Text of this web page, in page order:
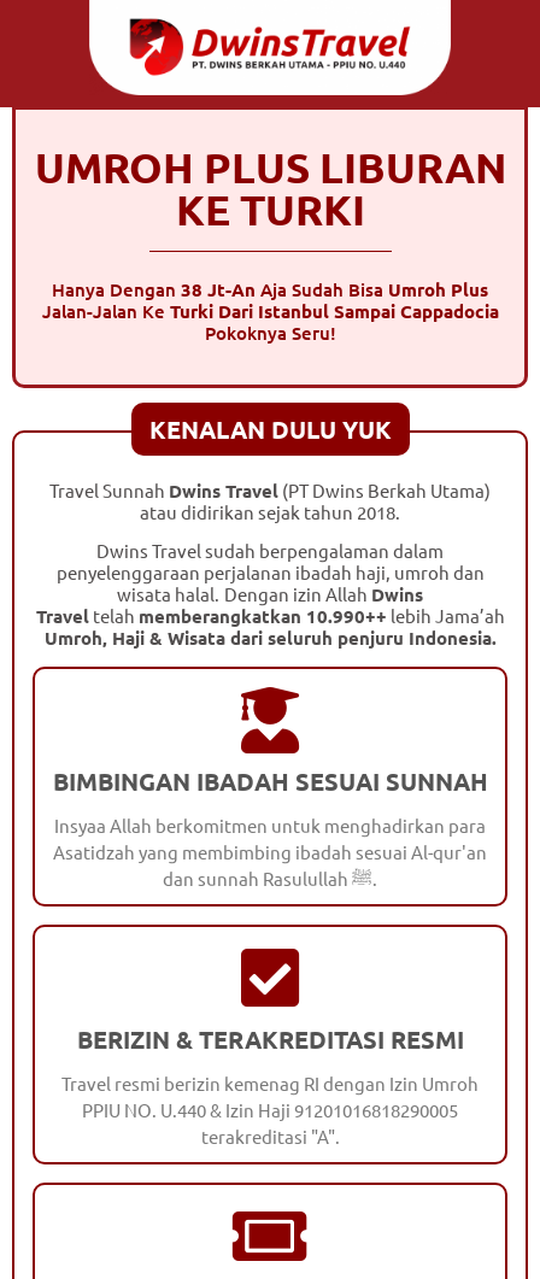
UMROH PLUS LIBURAN
KE TURKI
Hanya Dengan 38 Jt-An Aja Sudah Bisa Umroh Plus
Jalan-Jalan Ke Turki Dari Istanbul Sampai Cappadocia
Pokoknya Seru!
KENALAN DULU YUK
Travel Sunnah Dwins Travel (PT Dwins Berkah Utama)
atau didirikan sejak tahun 2018.
Dwins Travel sudah berpengalaman dalam
penyelenggaraan perjalanan ibadah haji, umroh dan
wisata halal. Dengan izin Allah Dwins
Traveltelah memberangkatkan 10.990++ lebih Jama’ah
Umroh, Haji & Wisata dari seluruh penjuru Indonesia.
BIMBINGAN IBADAH SESUAI SUNNAH
Insyaa Allah berkomitmen untuk menghadirkan para
Asatidzah yang membimbing ibadah sesuai Al-qur'an
BERIZIN & TERAKREDITASI RESMI
Travel resmi berizin kemenag RI dengan Izin Umroh
PPIU NO. U.440 & Izin Haji 91201016818290005
terakreditasi "A".